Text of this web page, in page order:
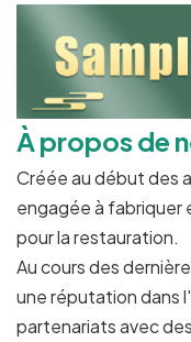
À propos de
Créée au début des
engagée à fabriquer
pour la restauration.
Au cours des
une réputation dans
partenariats avec